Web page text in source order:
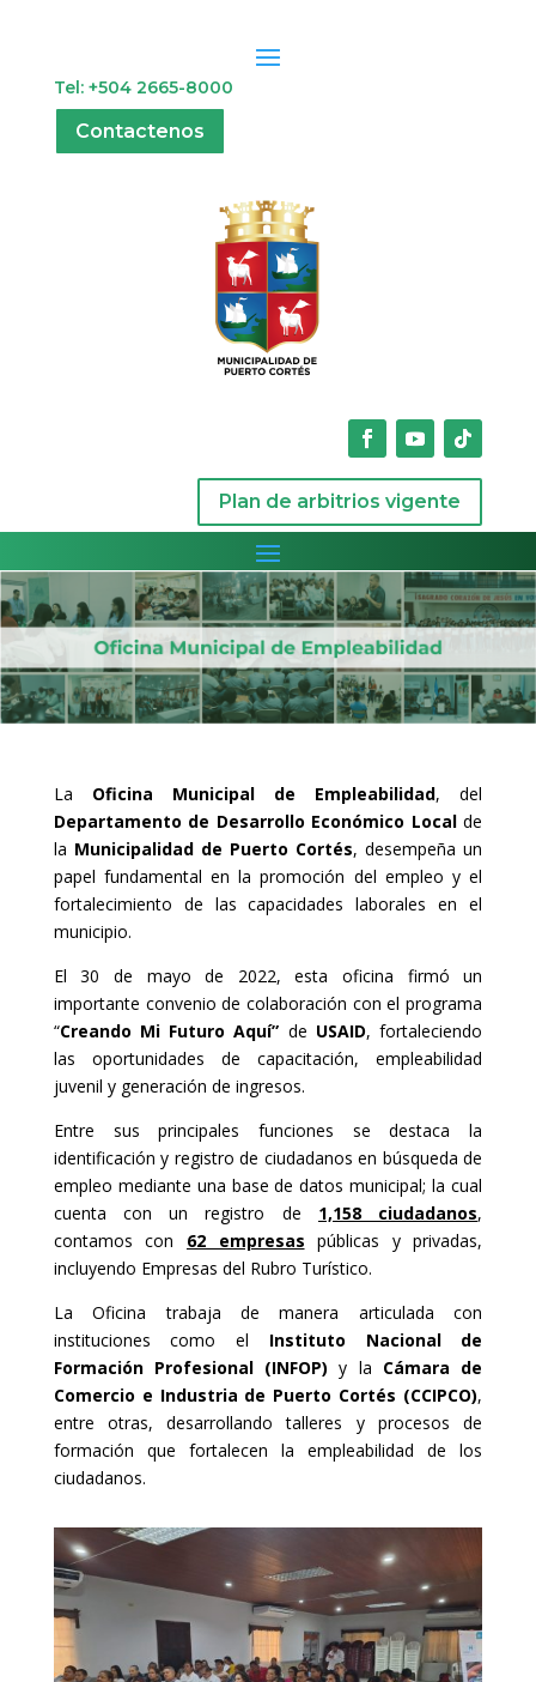
Tel: +504 2665-8000
Contactenos
Plan de arbitrios vigente
La Oficina Municipal de Empleabilidad, del
Departamento de Desarrollo Económico Localde
la Municipalidad de Puerto Cortés, desempeña un
papel fundamental en la promoción del empleo y el
fortalecimiento de las capacidades laborales en el
municipio.
El 30 de mayo de 2022, esta oficina firmó un
importante convenio de colaboración con el programa
“Creando Mi Futuro Aquí” de USAID, fortaleciendo
las oportunidades de capacitación, empleabilidad
juvenil y generación de ingresos.
Entre sus principales funciones se destaca la
identificación y registro de ciudadanos en búsqueda de
empleo mediante una base de datos municipal; la cual
cuenta con un registro de 1,158 ciudadanos,
contamos con 62 empresas públicas y privadas,
incluyendo Empresas del Rubro Turístico.
La Oficina trabaja de manera articulada con
instituciones como el Instituto Nacional de
Formación Profesional (INFOP) y la Cámara de
Comercio e Industria de Puerto Cortés (CCIPCO),
entre otras, desarrollando talleres y procesos de
formación que fortalecen la empleabilidad de los
ciudadanos.